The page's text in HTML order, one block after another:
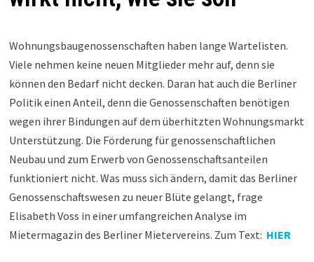
Wohnungsbaugenossenschaften haben lange Wartelisten.
Viele nehmen keine neuen Mitglieder mehr auf, denn sie
können den Bedarf nicht decken. Daran hat auch die Berliner
Politik einen Anteil, denn die Genossenschaften benötigen
wegen ihrer Bindungen auf dem überhitzten Wohnungsmarkt
Unterstützung. Die Förderung für genossenschaftlichen
Neubau und zum Erwerb von Genossenschaftsanteilen
funktioniert nicht. Was muss sich ändern, damit das Berliner
Genossenschaftswesen zu neuer Blüte gelangt, frage
Elisabeth Voss in einer umfangreichen Analyse im
Mietermagazin des Berliner Mietervereins. Zum Text: HIER